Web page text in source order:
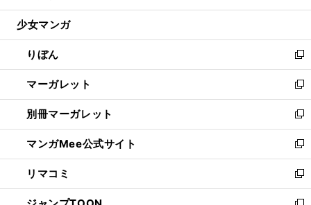
開
ウ
開
く
ン
ウ
で
開
く
ウ
ン
ド
ウ
で
開
く
し
ウ
ィ
ン
ド
ウ
で
開
く
少女マンガ
りぼん
新
し
い
ウ
ィ
ン
ド
ウ
で
開
マーガレット
新
し
い
ウ
ィ
ン
ド
ウ
別冊マーガレット
新
し
い
ウ
ィ
ン
マンガMee公式サイト
新
し
い
ウ
リマコミ
新
し